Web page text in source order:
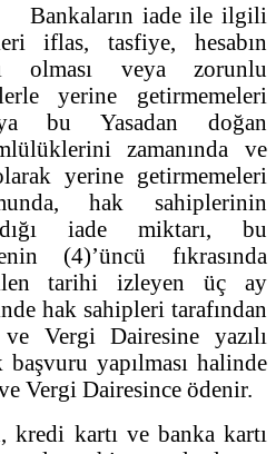
iade ile ilgili
iflas, tasfiye, hesabın
olması veya zorunlu
yerine getirmemeleri
bu Yasadan doğan
zamanında ve
yerine getirmemeleri
hak sahiplerinin
iade miktarı, bu
(4)’üncü fıkrasında
tarihi izleyen üç ay
hak sahipleri tarafından
Vergi Dairesine yazılı
başvuru yapılması halinde
Vergi Dairesince ödenir.
kredi kartı ve banka kartı